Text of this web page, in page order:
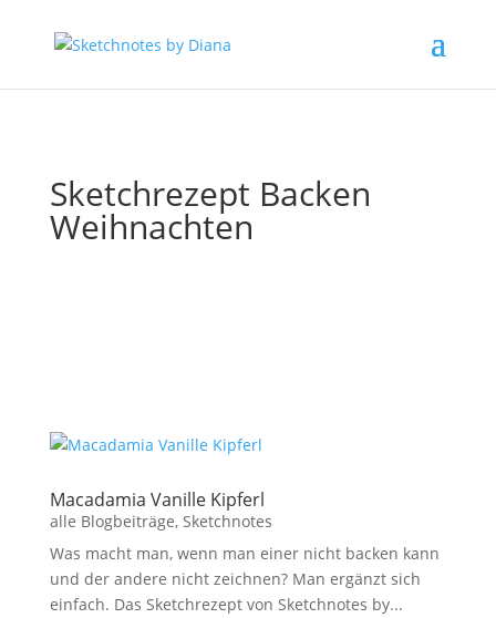
Sketchrezept Backen
Weihnachten
Macadamia Vanille Kipferl
alle Blogbeiträge, Sketchnotes
Was macht man, wenn man einer nicht backen kann
und der andere nicht zeichnen? Man ergänzt sich
einfach. Das Sketchrezept von Sketchnotes by...